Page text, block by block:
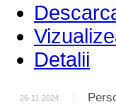
Detalii
26-11-2024